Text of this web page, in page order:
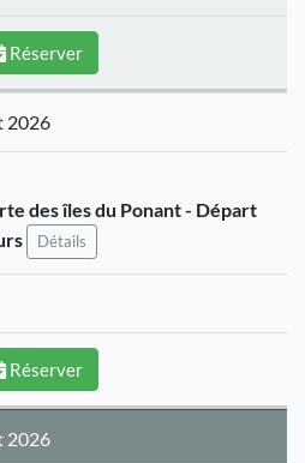
Réserver
2026
des îles du Ponant - Départ
Détails
Réserver
2026